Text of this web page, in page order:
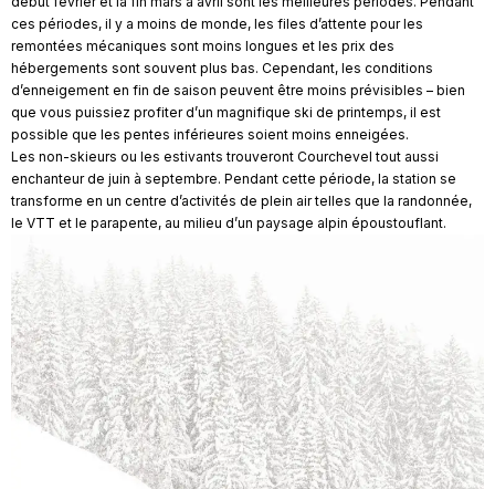
ces périodes, il y a moins de monde, les files d’attente pour les
remontées mécaniques sont moins longues et les prix des
hébergements sont souvent plus bas. Cependant, les conditions
d’enneigement en fin de saison peuvent être moins prévisibles – bien
que vous puissiez profiter d’un magnifique ski de printemps, il est
possible que les pentes inférieures soient moins enneigées.
Les non-skieurs ou les estivants trouveront Courchevel tout aussi
enchanteur de juin à septembre. Pendant cette période, la station se
transforme en un centre d’activités de plein air telles que la randonnée,
le VTT et le parapente, au milieu d’un paysage alpin époustouflant.